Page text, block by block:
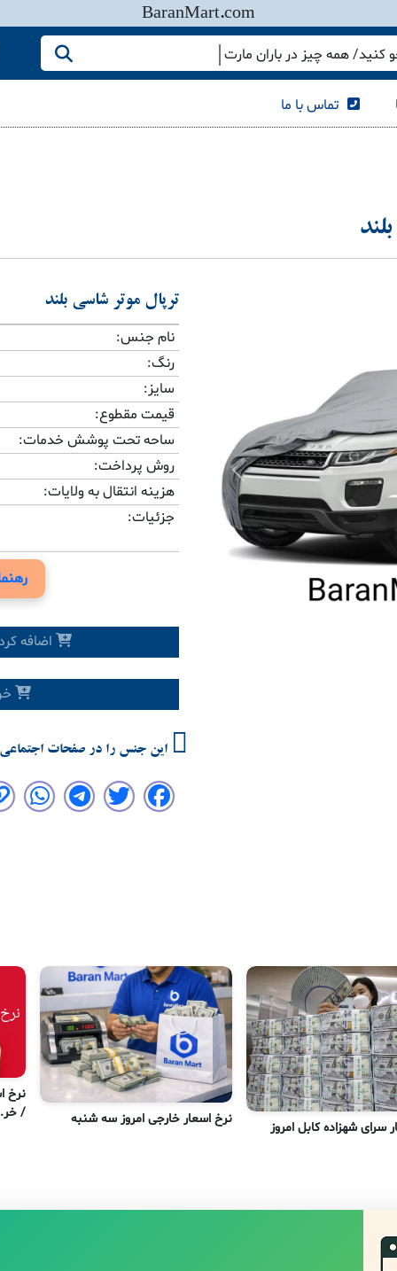
BaranMart.com
کنید/ همه چیز در باران مارت
تماس با ما
Previous
ترپال موتر شاسی بلند
نام جنس:
رنگ:
سایز:
قیمت مقطوع:
ساحه تحت پوشش خدمات:
روش پرداخت:
هزینه انتقال به ولایات:
جزئیات:
اضافه
این جنس را در صفحات
/
نرخ اسعار خارجی امروز سه شنبه
سرای شهزاده کابل امروز